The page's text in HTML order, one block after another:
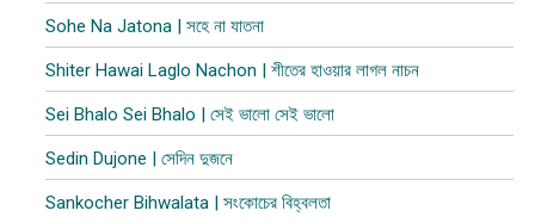
Sohe Na Jatona | সহে না যাতনা
Shiter Hawai Laglo Nachon | শীতের হাওয়ার লাগল নাচন
Sei Bhalo Sei Bhalo | সেই ভালো সেই ভালো
Sedin Dujone | সেদিন দুজনে
Sankocher Bihwalata | সংকোচের বিহ্বলতা